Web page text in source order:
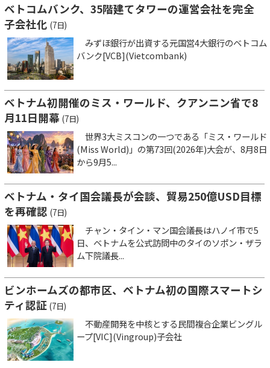
ベトコムバンク、35階建てタワーの運営会社を完全
子会社化 (7日)
みずほ銀行が出資する元国営4大銀行のベトコム
バンク[VCB](Vietcombank)
ベトナム初開催のミス・ワールド、クアンニン省で8
月11日開幕 (7日)
世界3大ミスコンの一つである「ミス・ワールド
(Miss World)」の第73回(2026年)大会が、8月8日
から9月5...
ベトナム・タイ国会議長が会談、貿易250億USD目標
を再確認 (7日)
チャン・タイン・マン国会議長はハノイ市で5
日、ベトナムを公式訪問中のタイのソポン・ザラ
ム下院議長...
ビンホームズの都市区、ベトナム初の国際スマートシ
ティ認証 (7日)
不動産開発を中核とする民間複合企業ビングル
ープ[VIC](Vingroup)子会社